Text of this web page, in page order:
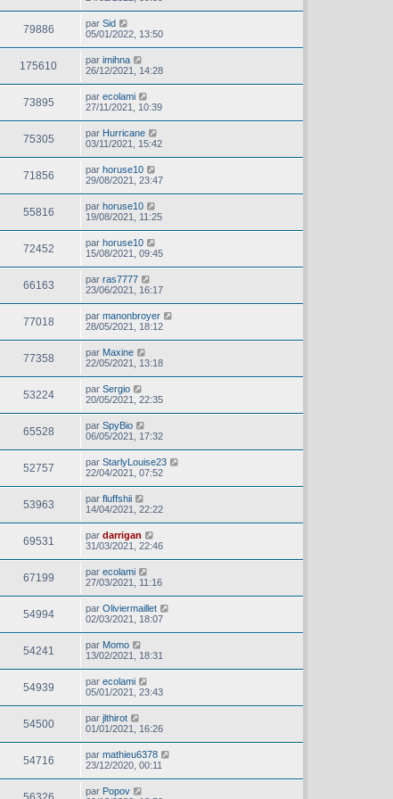
79886 par Sid
05/01/2022, 13:50
175610 par imihna
26/12/2021, 14:28
73895 par ecolami
27/11/2021, 10:39
75305 par Hurricane
03/11/2021, 15:42
71856 par horuse10
29/08/2021, 23:47
55816 par horuse10
19/08/2021, 11:25
72452 par horuse10
15/08/2021, 09:45
66163 par ras7777
23/06/2021, 16:17
77018 par manonbroyer
28/05/2021, 18:12
77358 par Maxine
22/05/2021, 13:18
53224 par Sergio
20/05/2021, 22:35
65528 par SpyBio
06/05/2021, 17:32
52757 par StarlyLouise23
22/04/2021, 07:52
53963 par fluffshii
14/04/2021, 22:22
69531 par darrigan
31/03/2021, 22:46
67199 par ecolami
27/03/2021, 11:16
54994 par Oliviermaillet
02/03/2021, 18:07
54241 par Momo
13/02/2021, 18:31
54939 par ecolami
05/01/2021, 23:43
54500 par jlthirot
01/01/2021, 16:26
54716 par mathieu6378
23/12/2020, 00:11
par Popov